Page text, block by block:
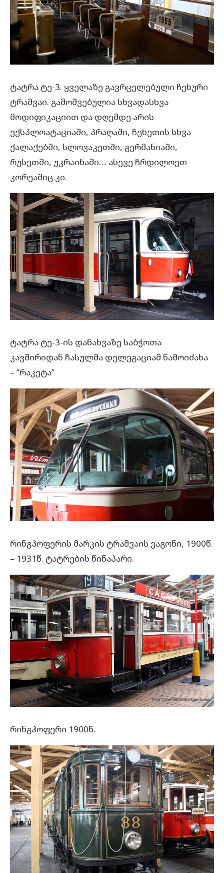
ტატრა ტე-3. ყველაზე გავრცელებული ჩეხური
ტრამვაი. გამოშვებულია სხვადასხვა
მოდიფიკაციით და დღემდე არის
ექსპლოატაციაში, პრაღაში, ჩეხეთის სხვა
ქალაქებში, სლოვაკეთში, გერმანიაში,
რუსეთში, უკრაინაში… ასევე ჩრდილოეთ
კორეაშიც კი.
ტატრა ტე-3-ის დანახვაზე საბჭოთა
კავშირიდან ჩასულმა დელეგაციამ წამოიძახა
– ”რაკეტა”
რინგჰოფერის მარკის ტრამვაის ვაგონი, 1900წ.
– 1931წ. ტატრების წინაპარი.
რინგჰოფერი 1900წ.